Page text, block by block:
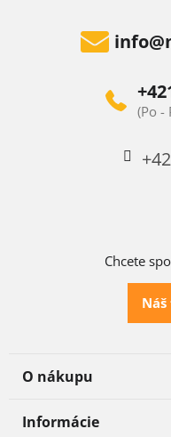
info@
Chcete
O nákupu
Informácie